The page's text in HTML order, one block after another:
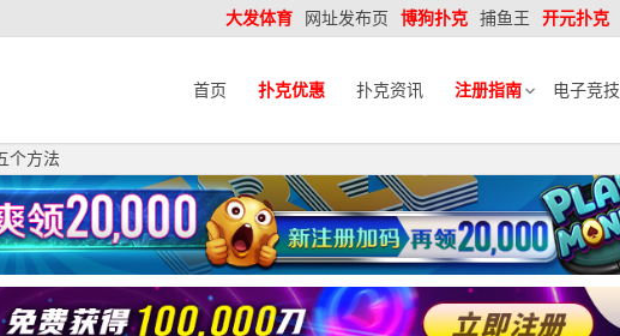
大发体育 网址发布页 博狗扑克 捕鱼王 开元扑克
首页 扑克优惠 扑克资讯 注册指南 电子竞技
个方法